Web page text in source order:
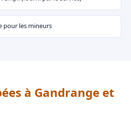
pour les mineurs
à Gandrange et